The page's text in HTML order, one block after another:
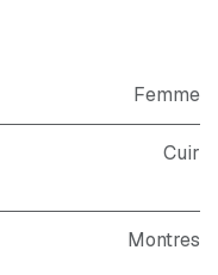
Femme
Cuir
Montres